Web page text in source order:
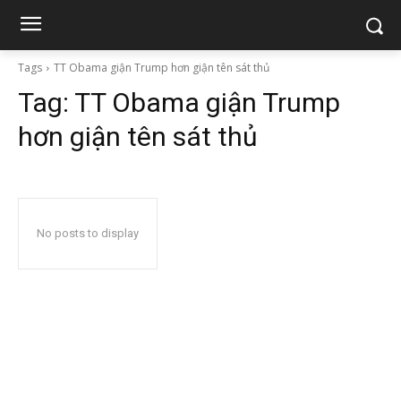
Tags TT Obama giận Trump hơn giận tên sát thủ
Tag: TT Obama giận Trump
hơn giận tên sát thủ
No posts to display